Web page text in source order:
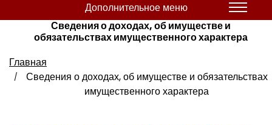
Дополнительное меню
Сведения о доходах, об имуществе и
обязательствах имущественного характера
Главная
Сведения о доходах, об имуществе и обязательствах
имущественного характера